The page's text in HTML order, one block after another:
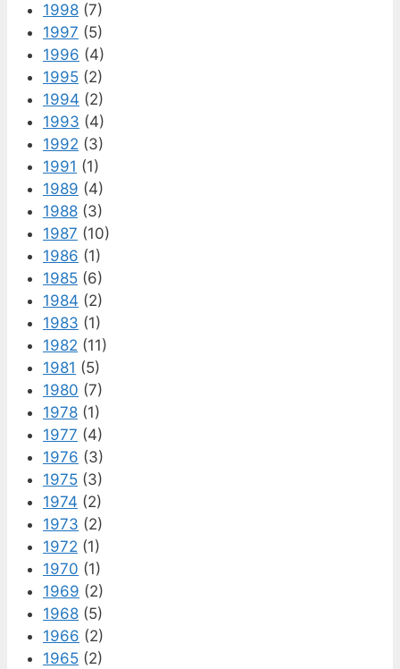
1998 (7)
1997 (5)
1996 (4)
1995 (2)
1994 (2)
1993 (4)
1992 (3)
1991 (1)
1989 (4)
1988 (3)
1987 (10)
1986 (1)
1985 (6)
1984 (2)
1983 (1)
1982 (11)
1981 (5)
1980 (7)
1978 (1)
1977 (4)
1976 (3)
1975 (3)
1974 (2)
1973 (2)
1972 (1)
1970 (1)
1969 (2)
1968 (5)
1966 (2)
1965 (2)